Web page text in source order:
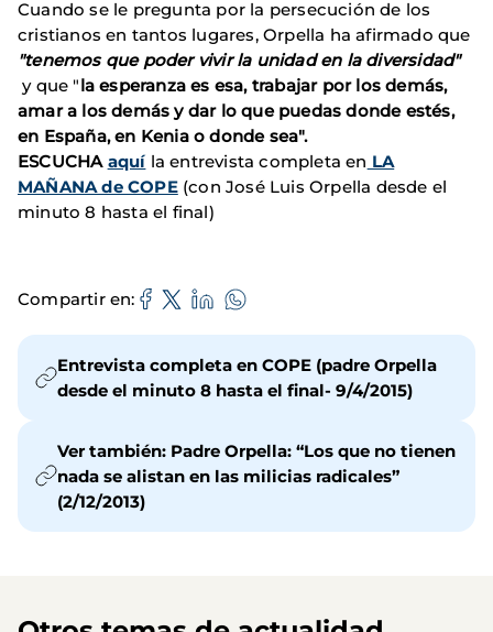
Cuando se le pregunta por la persecución de los
cristianos en tantos lugares, Orpella ha afirmado que
"tenemos que poder vivir la unidad en la diversidad"
y que "la esperanza es esa, trabajar por los demás,
amar a los demás y dar lo que puedas donde estés,
en España, en Kenia o donde sea".
ESCUCHA aquí la entrevista completa en LA
MAÑANA de COPE(con José Luis Orpella desde el
minuto 8 hasta el final)
Compartir en
Entrevista completa en COPE (padre Orpella
desde el minuto 8 hasta el final- 9/4/2015)
Ver también: Padre Orpella: “Los que no tienen
nada se alistan en las milicias radicales”
(2/12/2013)